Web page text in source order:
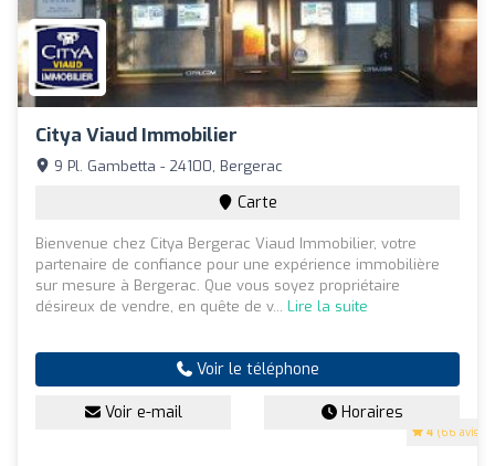
Citya Viaud Immobilier
4 (66 avis)
9 Pl. Gambetta - 24100, Bergerac
Carte
Bienvenue chez Citya Bergerac Viaud Immobilier, votre
partenaire de confiance pour une expérience immobilière
sur mesure à Bergerac. Que vous soyez propriétaire
désireux de vendre, en quête de v... Lire la suite
Voir le téléphone
Voir e-mail Horaires